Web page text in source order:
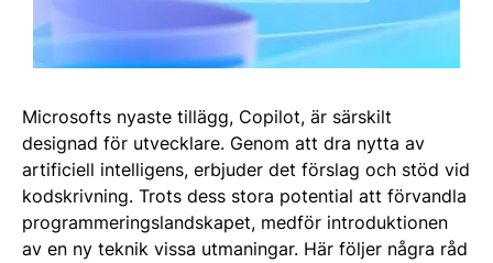
Microsofts nyaste tillägg, Copilot, är särskilt
designad för utvecklare. Genom att dra nytta av
artificiell intelligens, erbjuder det förslag och stöd vid
kodskrivning. Trots dess stora potential att förvandla
programmeringslandskapet, medför introduktionen
av en ny teknik vissa utmaningar. Här följer några råd